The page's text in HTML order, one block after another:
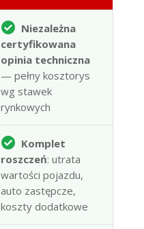
Niezależna
certyfikowana
opinia techniczna
— pełny kosztorys
wg stawek
rynkowych
Komplet
roszczeń: utrata
wartości pojazdu,
auto zastępcze,
koszty dodatkowe